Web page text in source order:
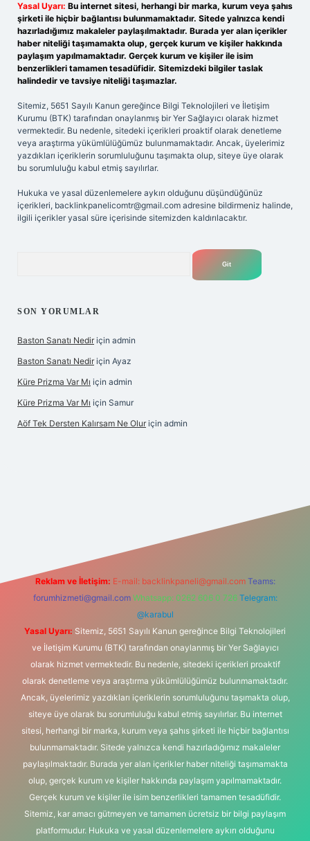
Yasal Uyarı: Bu internet sitesi, herhangi bir marka, kurum veya şahıs
şirketi ile hiçbir bağlantısı bulunmamaktadır. Sitede yalnızca kendi
hazırladığımız makaleler paylaşılmaktadır. Burada yer alan içerikler
haber niteliği taşımamakta olup, gerçek kurum ve kişiler hakkında
paylaşım yapılmamaktadır. Gerçek kurum ve kişiler ile isim
benzerlikleri tamamen tesadüfidir. Sitemizdeki bilgiler taslak
halindedir ve tavsiye niteliği taşımazlar.
Sitemiz, 5651 Sayılı Kanun gereğince Bilgi Teknolojileri ve İletişim
Kurumu (BTK) tarafından onaylanmış bir Yer Sağlayıcı olarak hizmet
vermektedir. Bu nedenle, sitedeki içerikleri proaktif olarak denetleme
veya araştırma yükümlülüğümüz bulunmamaktadır. Ancak, üyelerimiz
yazdıkları içeriklerin sorumluluğunu taşımakta olup, siteye üye olarak
bu sorumluluğu kabul etmiş sayılırlar.
Hukuka ve yasal düzenlemelere aykırı olduğunu düşündüğünüz
içerikleri, backlinkpanelicomtr@gmail.com adresine bildirmeniz halinde,
ilgili içerikler yasal süre içerisinde sitemizden kaldırılacaktır.
SON YORUMLAR
Baston Sanatı Nedir için admin
Baston Sanatı Nedir için Ayaz
Küre Prizma Var Mı için admin
Küre Prizma Var Mı için Samur
Aöf Tek Dersten Kalırsam Ne Olur için admin
Reklam ve İletişim: E-mail: backlinkpaneli@gmail.com Teams:
forumhizmeti@gmail.com Whatsapp: 0262 606 0 726 Telegram:
@karabul
Yasal Uyarı: Sitemiz, 5651 Sayılı Kanun gereğince Bilgi Teknolojileri
ve İletişim Kurumu (BTK) tarafından onaylanmış bir Yer Sağlayıcı
olarak hizmet vermektedir. Bu nedenle, sitedeki içerikleri proaktif
olarak denetleme veya araştırma yükümlülüğümüz bulunmamaktadır.
Ancak, üyelerimiz yazdıkları içeriklerin sorumluluğunu taşımakta olup,
siteye üye olarak bu sorumluluğu kabul etmiş sayılırlar. Bu internet
sitesi, herhangi bir marka, kurum veya şahıs şirketi ile hiçbir bağlantısı
bulunmamaktadır. Sitede yalnızca kendi hazırladığımız makaleler
paylaşılmaktadır. Burada yer alan içerikler haber niteliği taşımamakta
olup, gerçek kurum ve kişiler hakkında paylaşım yapılmamaktadır.
Gerçek kurum ve kişiler ile isim benzerlikleri tamamen tesadüfidir.
Sitemiz, kar amacı gütmeyen ve tamamen ücretsiz bir bilgi paylaşım
platformudur. Hukuka ve yasal düzenlemelere aykırı olduğunu